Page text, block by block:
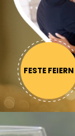
FESTE FEIERN